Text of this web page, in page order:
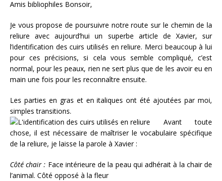
Amis bibliophiles Bonsoir,
Je vous propose de poursuivre notre route sur le chemin de la
reliure avec aujourd’hui un superbe article de Xavier, sur
l’identification des cuirs utilisés en reliure. Merci beaucoup à lui
pour ces précisions, si cela vous semble compliqué, c’est
normal, pour les peaux, rien ne sert plus que de les avoir eu en
main une fois pour les reconnaître ensuite.
Les parties en gras et en italiques ont été ajoutées par moi,
simples transitions.
Avant toute
chose, il est nécessaire de maîtriser le vocabulaire spécifique
de la reliure, je laisse la parole à Xavier :
Côté chair : Face intérieure de la peau qui adhérait à la chair de
l’animal. Côté opposé à la fleur